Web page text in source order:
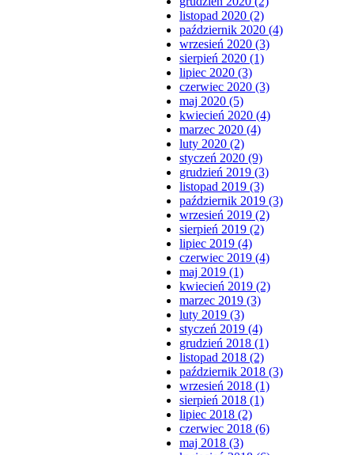
listopad 2020 (2)
październik 2020 (4)
wrzesień 2020 (3)
sierpień 2020 (1)
lipiec 2020 (3)
czerwiec 2020 (3)
maj 2020 (5)
kwiecień 2020 (4)
marzec 2020 (4)
luty 2020 (2)
styczeń 2020 (9)
grudzień 2019 (3)
listopad 2019 (3)
październik 2019 (3)
wrzesień 2019 (2)
sierpień 2019 (2)
lipiec 2019 (4)
czerwiec 2019 (4)
maj 2019 (1)
kwiecień 2019 (2)
marzec 2019 (3)
luty 2019 (3)
styczeń 2019 (4)
grudzień 2018 (1)
listopad 2018 (2)
październik 2018 (3)
wrzesień 2018 (1)
sierpień 2018 (1)
lipiec 2018 (2)
czerwiec 2018 (6)
maj 2018 (3)